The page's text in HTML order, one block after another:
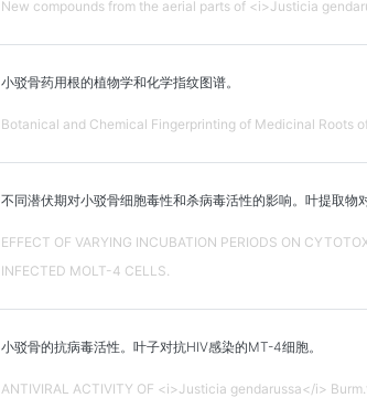
New compounds from the aerial parts of <i>Justicia
小驳骨药用根的植物学和化学指纹图谱。
Botanical and Chemical Fingerprinting of Medicinal Roots
不同潜伏期对小驳骨细胞毒性和杀病毒活性的影响。叶提取物
EFFECT OF VARYING INCUBATION PERIODS ON
INFECTED MOLT-4 CELLS.
小驳骨的抗病毒活性。叶子对抗HIV感染的MT-4细胞。
ANTIVIRAL ACTIVITY OF <i>Justicia gendarussa</i>